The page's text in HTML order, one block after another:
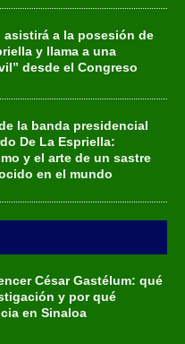
a la posesión de
y llama a una
desde el Congreso
la banda presidencial
De La Espriella:
y el arte de un sastre
en el mundo
César Gastélum: qué
y por qué
en Sinaloa